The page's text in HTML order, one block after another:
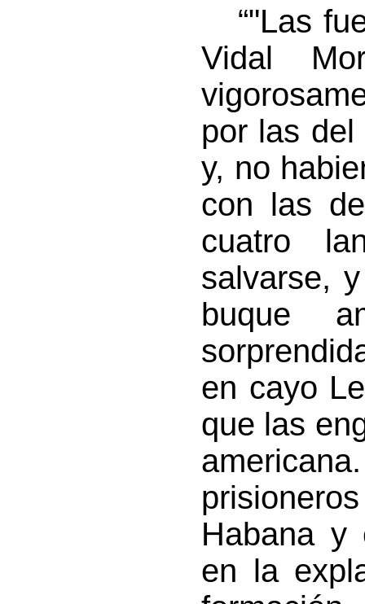
“"Las
Vidal
por las del
y, no
con las
cuatro
salvarse,
buque
en cayo
que las
Habana y
en la